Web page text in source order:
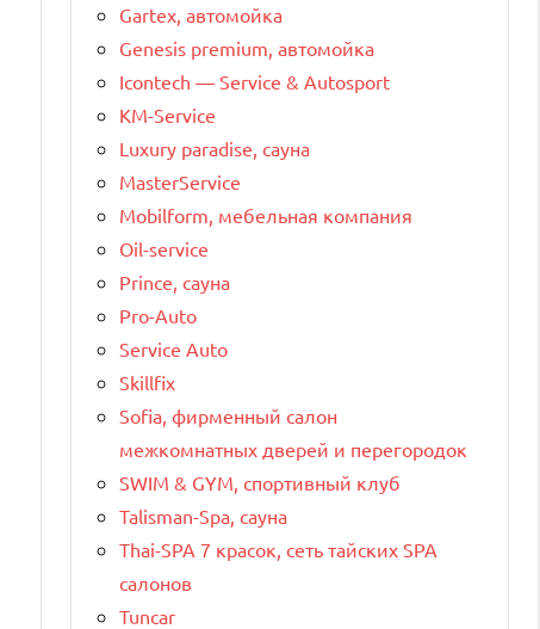
Gartex, автомойка
Genesis premium, автомойка
Icontech — Service & Autosport
KM-Service
Luxury paradise, сауна
MasterService
Mobilform, мебельная компания
Oil-service
Prince, сауна
Pro-Auto
Service Auto
Skillfix
Sofia, фирменный салон
межкомнатных дверей и перегородок
SWIM & GYM, спортивный клуб
Talisman-Spa, сауна
Thai-SPA 7 красок, сеть тайских SPA
салонов
Tuncar